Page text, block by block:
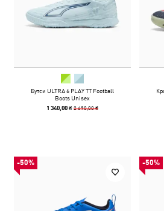
Бутси ULTRA 6 PLAY TT Football
Boots Unisex
1 340,00 ₴2 690,00 ₴
-50% -50%